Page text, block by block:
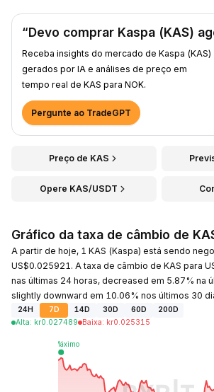
“Devo comprar Kaspa (KAS)
Receba insights do mercado de Kaspa (KAS)
gerados por IA e análises de preço em
tempo real de KAS para NOK.
Pergunte ao TradeGPT
Preço de KAS
Opere KAS/USDT
Gráfico da taxa de câmbio de
A partir de hoje, 1 KAS (Kaspa) está sendo
US$0.025921. A taxa de câmbio de KAS para
nas últimas 24 horas, decreased em 5.87% na
slightly downward em 10.06% nos últimos 30
24H 7D 14D 30D 60D
200D
Alta: kr0.027489 Baixa: kr0.025315